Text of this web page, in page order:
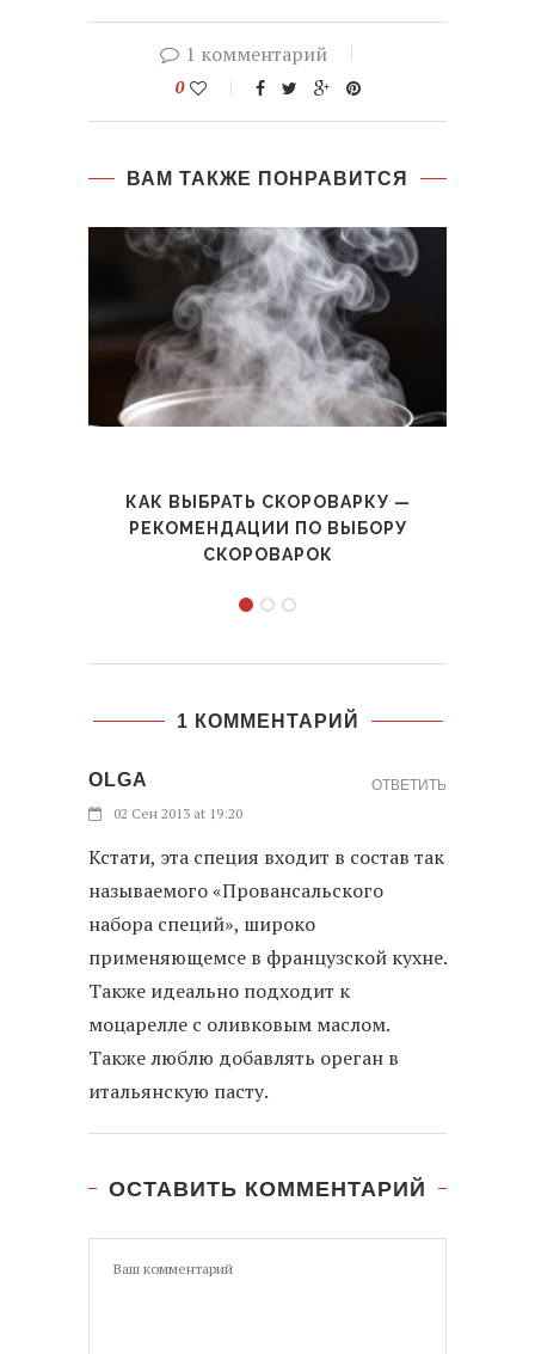
1 комментарий
0
ВАМ ТАКЖЕ ПОНРАВИТСЯ
КАК ВЫБРАТЬ СКОРОВАРКУ —
РЕКОМЕНДАЦИИ ПО ВЫБОРУ
СКОРОВАРОК
1 КОММЕНТАРИЙ
OLGA
02 Сен 2013 at 19:20
Кстати, эта специя входит в состав так
называемого «Провансальского
набора специй», широко
применяющемсе в французской кухне.
Также идеально подходит к
моцарелле с оливковым маслом.
Также люблю добавлять ореган в
итальянскую пасту.
ОТВЕТИТЬ
ОСТАВИТЬ КОММЕНТАРИЙ